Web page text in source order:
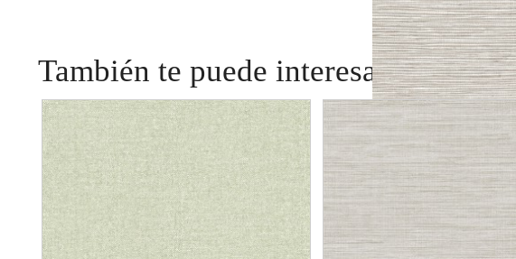
Sisay Texture 681831
También te puede interesar